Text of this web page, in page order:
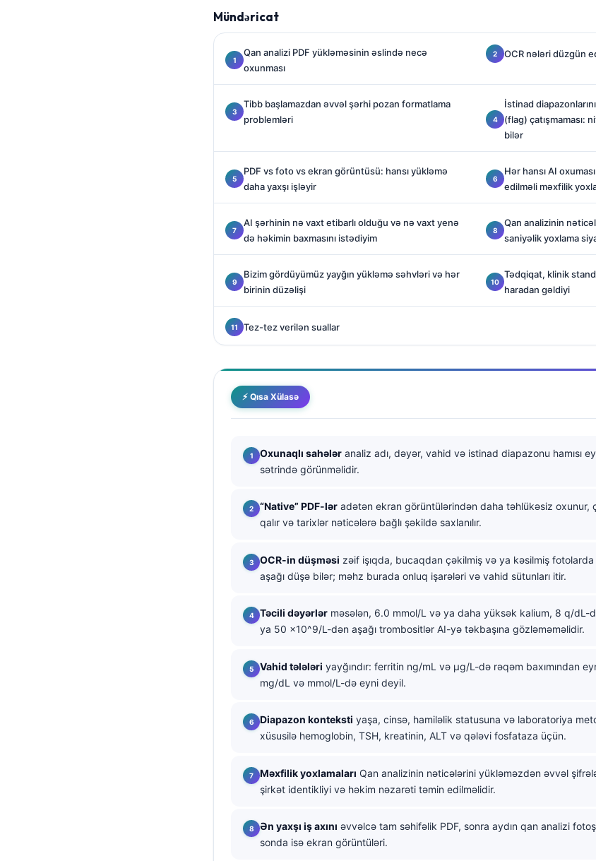
Mündəricat
Qan analizi PDF yükləməsinin əslində necə
oxunması
OCR nələri düzgün
Tibb başlamazdan əvvəl şərhi pozan formatlama
problemləri
İstinad
(flag) çatışmaması:
bilər
PDF vs foto vs ekran görüntüsü: hansı yükləmə
daha yaxşı işləyir
Hər hansı AI
edilməli məxfilik
AI şərhinin nə vaxt etibarlı olduğu və nə vaxt yenə
də həkimin baxmasını istədiyim
Qan analizinin
saniyəlik yoxlama
Bizim gördüyümüz yayğın yükləmə səhvləri və hər
birinin düzəlişi
Tədqiqat, klinik
haradan gəldiyi
Tez-tez verilən suallar
⚡ Qısa Xülasə
Oxunaqlı sahələr analiz adı, dəyər, vahid və istinad diapazonu hamısı
sətrində görünməlidir.
“Native” PDF-lər adətən ekran görüntülərindən daha təhlükəsiz oxunur,
qalır və tarixlər nəticələrə bağlı şəkildə saxlanılır.
OCR-in düşməsi zəif işıqda, bucaqdan çəkilmiş və ya kəsilmiş
aşağı düşə bilər; məhz burada onluq işarələri və vahid sütunları itir.
Təcili dəyərlər məsələn, 6.0 mmol/L və ya daha yüksək kalium, 8 q/dL-
ya 50 x10^9/L-dən aşağı trombositlər AI-yə təkbaşına gözləməməlidir.
Vahid tələləri yayğındır: ferritin ng/mL və µg/L-də rəqəm baxımından
mg/dL və mmol/L-də eyni deyil.
Diapazon konteksti yaşa, cinsə, hamiləlik statusuna və laboratoriya
xüsusilə hemoglobin, TSH, kreatinin, ALT və qələvi fosfataza üçün.
Məxfilik yoxlamaları Qan analizinin nəticələrini yükləməzdən əvvəl
şirkət identikliyi və həkim nəzarəti təmin edilməlidir.
Ən yaxşı iş axını əvvəlcə tam səhifəlik PDF, sonra aydın qan analizi
sonda isə ekran görüntüləri.